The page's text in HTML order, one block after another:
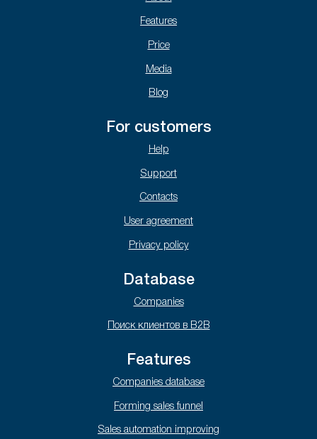
Features
Price
Media
Blog
For customers
Help
Support
Contacts
User agreement
Privacy policy
Database
Companies
Поиск клиентов в B2B
Features
Companies database
Forming sales funnel
Sales automation improving